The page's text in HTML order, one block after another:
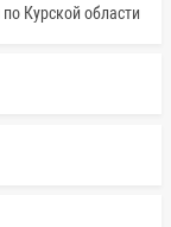
Курской области